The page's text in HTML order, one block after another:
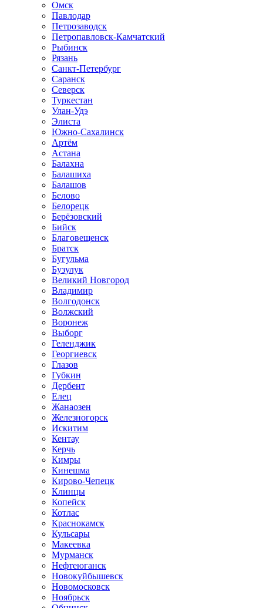
Омск
Павлодар
Петрозаводск
Петропавловск-Камчатский
Рыбинск
Рязань
Санкт-Петербург
Саранск
Северск
Туркестан
Улан-Удэ
Элиста
Южно-Сахалинск
Артём
Астана
Балахна
Балашиха
Балашов
Белово
Белорецк
Берёзовский
Бийск
Благовещенск
Братск
Бугульма
Бузулук
Великий Новгород
Владимир
Волгодонск
Волжский
Воронеж
Выборг
Геленджик
Георгиевск
Глазов
Губкин
Дербент
Елец
Жанаозен
Железногорск
Искитим
Кентау
Керчь
Кимры
Кинешма
Кирово-Чепецк
Клинцы
Копейск
Котлас
Краснокамск
Кульсары
Макеевка
Мурманск
Нефтеюганск
Новокуйбышевск
Новомосковск
Ноябрьск